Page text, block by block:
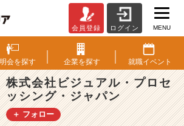
式
会
社
ビ
ジ
ュ
ア
会員登録 ログイン MENU
会を探す 企業を探す 就職イベント
株式会社ビジュアル・プロセ
ッシング・ジャパン
＋ フォロー